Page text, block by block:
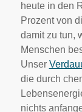
heute in den
Prozent von
damit zu tun,
Menschen
Unser
die durch
nichts